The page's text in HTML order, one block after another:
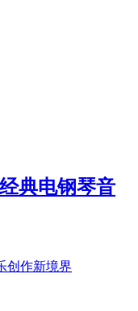
典电钢琴音